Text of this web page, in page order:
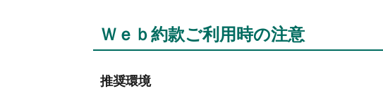
Ｗｅｂ約款ご利用時の注意
推奨環境